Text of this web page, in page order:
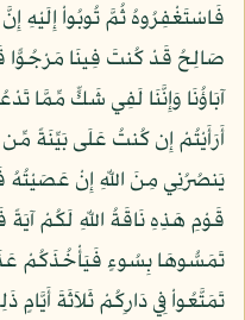
صَالِحُ قَدْ كُنتَ فِينَا مَرْجُوًّا
أَرَأَيْتُمْ إِن كُنتُ عَلَى بَيِّنَةً
قَوْمِ هَذِهِ نَاقَةُ اللّهِ لَكُمْ آيَةً